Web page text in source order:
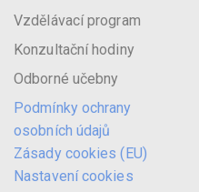
Vzdělávací program
Konzultační hodiny
Odborné učebny
Podmínky ochrany
osobních údajů
Zásady cookies (EU)
Nastavení cookies